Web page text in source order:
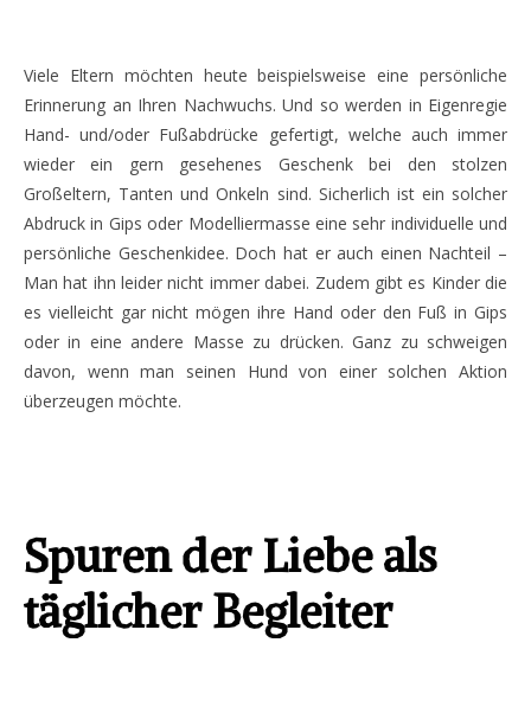
Viele Eltern möchten heute beispielsweise eine persönliche
Erinnerung an Ihren Nachwuchs. Und so werden in Eigenregie
Hand- und/oder Fußabdrücke gefertigt, welche auch immer
wieder ein gern gesehenes Geschenk bei den stolzen
Großeltern, Tanten und Onkeln sind. Sicherlich ist ein solcher
Abdruck in Gips oder Modelliermasse eine sehr individuelle und
persönliche Geschenkidee. Doch hat er auch einen Nachteil –
Man hat ihn leider nicht immer dabei. Zudem gibt es Kinder die
es vielleicht gar nicht mögen ihre Hand oder den Fuß in Gips
oder in eine andere Masse zu drücken. Ganz zu schweigen
davon, wenn man seinen Hund von einer solchen Aktion
überzeugen möchte.
Spuren der Liebe als
täglicher Begleiter